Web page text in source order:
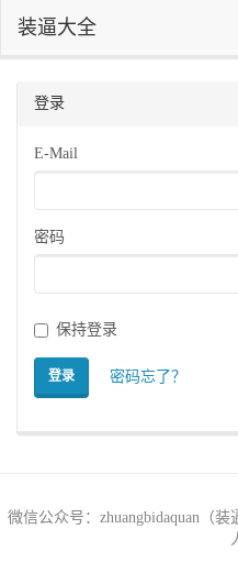
装逼大全
登录
E-Mail
密码
保持登录
登录 密码忘了？
微信公众号：zhuangbidaquan（